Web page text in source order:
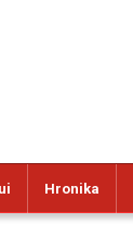
Hronika